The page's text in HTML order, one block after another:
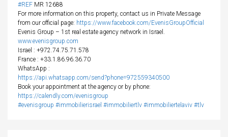
#REF MR 12688
For more information on this property, contact us in Private Message
from our official page: https://www.facebook.com/EvenisGroupOfficial
Evenis Group – 1st real estate agency network in Israel.
www.evenisgroup.com
Israel : +972.74.75.71.578
France : +33.1.86.96.36.70
WhatsApp :
https://api.whatsapp.com/send?phone=972559340500
Book your appointment at the agency or by phone:
https://calendly.com/evenisgroup
#evenisgroup #immobilierisrael #immobiliertlv #immobiliertelaviv #tlv